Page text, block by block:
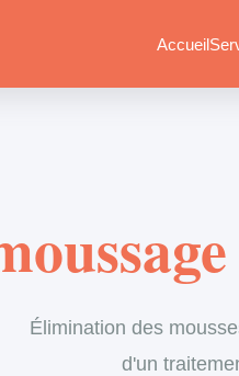
Accueil
Élimination des
d'un